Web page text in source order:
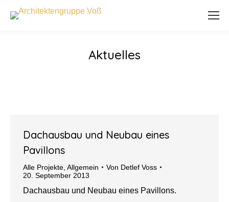
Aktuelles
Dachausbau und Neubau eines
Pavillons
Alle Projekte Allgemein Von Detlef Voss
20. September 2013
Dachausbau und Neubau eines Pavillons.